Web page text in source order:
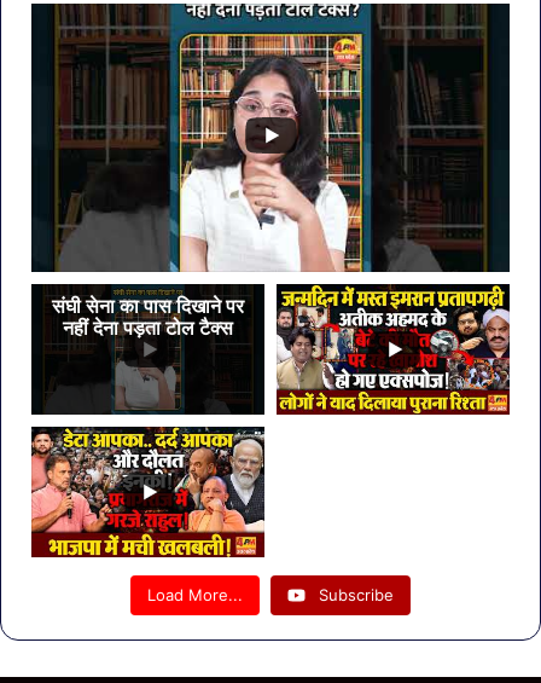
संघी सेना का पास दिखाने पर
नहीं देना पड़ता टोल टैक्स
Load More... Subscribe